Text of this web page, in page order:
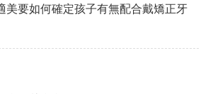
美要如何確定孩子有無配合戴矯正牙